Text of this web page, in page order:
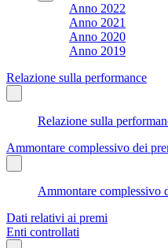
Anno 2022
Anno 2021
Anno 2020
Anno 2019
Relazione sulla performance
Relazione sulla
Ammontare complessivo dei
Ammontare complessivo
Dati relativi ai premi
Enti controllati